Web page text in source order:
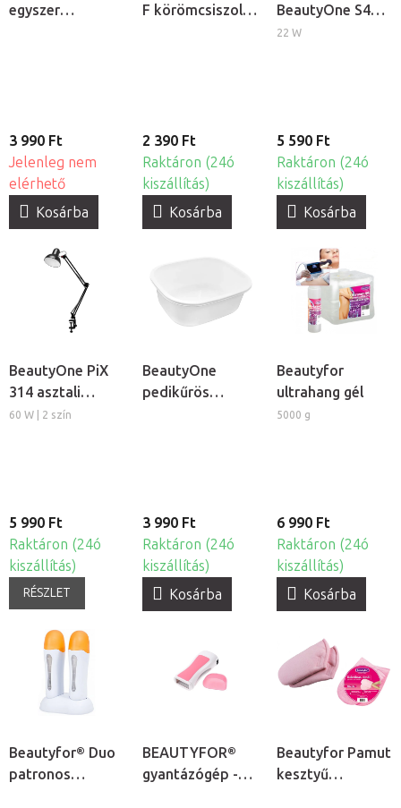
egyszer
3 990 Ft
Jelenleg nem
elérhető
Kosárba
F körömcsiszoló
2 390 Ft
Raktáron (24ó
kiszállítás)
Kosárba
BeautyOne S4
kozmetikai
22 W
5 590 Ft
Raktáron (24ó
kiszállítás)
Kosárba
BeautyOne PiX
314 asztali
lámpa
60 W | 2 szín
5 990 Ft
Raktáron (24ó
kiszállítás)
RÉSZLET
BeautyOne
pedikűrös
3 990 Ft
Raktáron (24ó
kiszállítás)
Kosárba
Beautyfor
ultrahang gél
5000 g
6 990 Ft
Raktáron (24ó
kiszállítás)
Kosárba
Beautyfor® Duo
patronos
BEAUTYFOR®
gyantázógép -
Beautyfor Pamut
kesztyű